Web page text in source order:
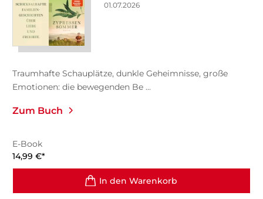
01.07.2026
Traumhafte Schauplätze, dunkle Geheimnisse, große
Emotionen: die bewegenden Be ...
Zum Buch
E-Book
14,99 €*
In den Warenkorb